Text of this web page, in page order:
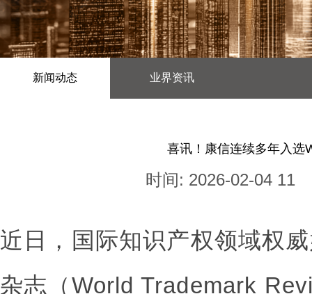
新闻动态 业界资讯
喜讯！康信连续多年入选
时间: 2026-02-04 11
近日，国际知识产权领域权
杂志（World Trademark